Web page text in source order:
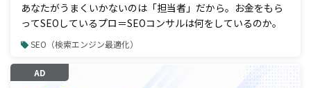
あなたがうまくいかないのは「担当者」だから。お金をもら
ってSEOしているプロ＝SEOコンサルは何をしているのか。
SEO（検索エンジン最適化）
AD